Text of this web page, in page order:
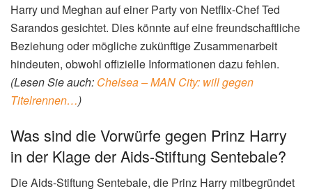
Harry und Meghan auf einer Party von Netflix-Chef Ted
Sarandos gesichtet. Dies könnte auf eine freundschaftliche
Beziehung oder mögliche zukünftige Zusammenarbeit
hindeuten, obwohl offizielle Informationen dazu fehlen.
(Lesen Sie auch: Chelsea – MAN City: will gegen
Titelrennen…)
Was sind die Vorwürfe gegen Prinz Harry
in der Klage der Aids-Stiftung Sentebale?
Die Aids-Stiftung Sentebale, die Prinz Harry mitbegründet